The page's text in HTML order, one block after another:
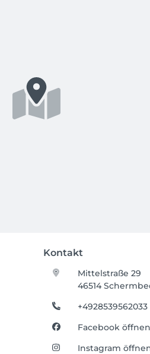
Kontakt
Mittelstraße 29
46514
+4928539562033
Facebook öffnen
Instagram